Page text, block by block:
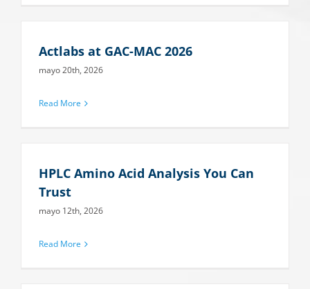
Actlabs at GAC-MAC 2026
mayo 20th, 2026
Read More
HPLC Amino Acid Analysis You Can
Trust
mayo 12th, 2026
Read More